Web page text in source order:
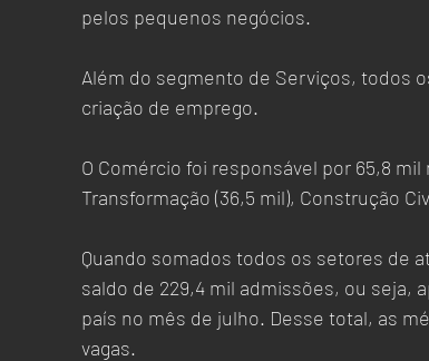
pelos pequenos negócios.
Além do segmento de Serviços, todos
criação de emprego.
O Comércio foi responsável por 65,8
Transformação (36,5 mil), Construção
Quando somados todos os setores de
saldo de 229,4 mil admissões, ou seja,
país no mês de julho. Desse total, as
vagas.